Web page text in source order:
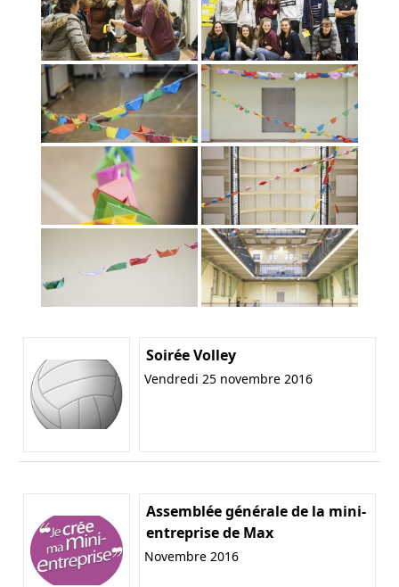
Soirée Volley
Vendredi 25 novembre 2016
Assemblée générale de la mini-
entreprise de Max
Novembre 2016